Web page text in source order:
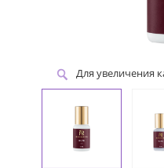
Для увеличения